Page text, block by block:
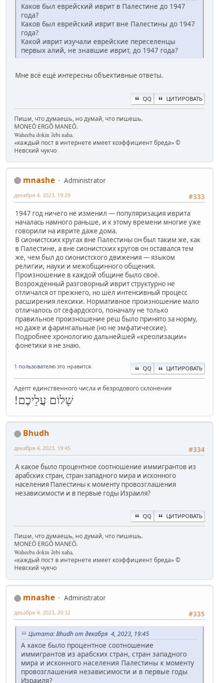
Каков был еврейский иврит в Палестине до 1947
года?
Каков был еврейский иврит вне Палестины до 1947
года?
Какой иврит изучали еврейские переселенцы
первых алий, не знавшие иврит, до 1947 года?
Мне всё ещё интересны объективные ответы.
QQ ЦИТИРОВАТЬ
Пиши, что думаешь, но думай, что пишешь.
MONEŌ ERGŌ MANEŌ.
Waheeba dokin ʔebi naha.
«каждый пост в интернете имеет коэффициент бреда» ©
Невский чукчо
mnashe
Administrator
#333
декабря 4, 2023, 19:29
1947 год ничего не изменил — популяризация иврита
началась намного раньше, и к этому времени многие уже
говорили на иврите даже дома.
В сионистских кругах вне Палестины он был таким же, как
в Палестине, а вне сионистских кругов он оставался тем
же, чем был до сионистского движения — языком
религии, науки и межобщинного общения.
Произношение в каждой общине было своё.
Возрождённый разговорный иврит структурно не
отличался от прежнего, но шёл интенсивный процесс
расширения лексики. Нормативное произношение мало
отличалось от сефардского, поначалу не только
правильное произношение реш было принято за норму,
но даже и фарингальные (но не эмфатические).
Подробнее хронологию дальнейшей «креолизации»
фонетики я не знаю.
1 пользователю это нравится. QQ ЦИТИРОВАТЬ
Адепт единственного числа и безродового склонения
שָׁלוֹם עֲלֵיכֶם!
Bhudh
#334
декабря 4, 2023, 19:45
А какое было процентное соотношение иммигрантов из
арабских стран, стран западного мира и исконного
населения Палестины к моменту провозглашения
независимости и в первые годы Израиля?
QQ ЦИТИРОВАТЬ
Пиши, что думаешь, но думай, что пишешь.
MONEŌ ERGŌ MANEŌ.
Waheeba dokin ʔebi naha.
«каждый пост в интернете имеет коэффициент бреда» ©
Невский чукчо
mnashe
Administrator
#335
декабря 4, 2023, 20:32
Цитата: Bhudh от декабря 4, 2023, 19:45
А какое было процентное соотношение
иммигрантов из арабских стран, стран западного
мира и исконного населения Палестины к моменту
провозглашения независимости и в первые годы
Израиля?